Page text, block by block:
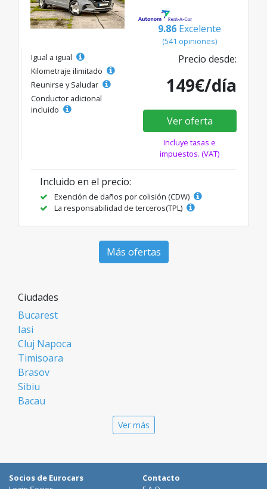
9.86 Excelente
(541 opiniones)
Igual a igual
Kilometraje ilimitado
Reunirse y Saludar
Conductor adicional
incluido
Precio desde:
149€/día
Ver oferta
Incluye tasas e
impuestos. (VAT)
Incluido en el precio:
Exención de daños por colisión (CDW)
La responsabilidad de terceros(TPL)
Más ofertas
Ciudades
Bucarest
Iasi
Cluj Napoca
Timisoara
Brasov
Sibiu
Bacau
Galati
Ver más
Socios de Eurocars
Contacto